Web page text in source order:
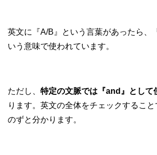
英文に『A/B』という言葉があったら、
いう意味で使われています。
ただし、 特定の文脈では『and』として
ります。英文の全体をチェックするこ
のずと分かります。